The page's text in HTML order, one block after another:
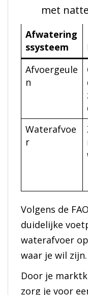
met
Afwatering
ssysteem
Afvoergeule
n
Waterafvoe
r
Volgens de
duidelijke
waterafvoer
waar je wil zijn.
Door je
zorg je voor